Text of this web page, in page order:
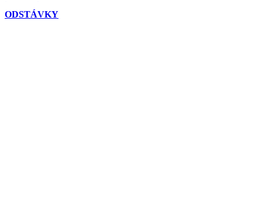
ODSTÁVKY